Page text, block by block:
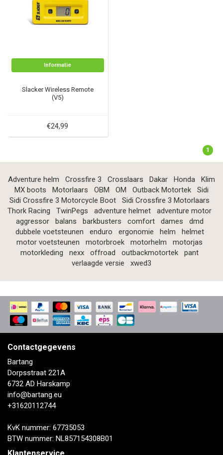
Informatie
Slacker Wireless Remote
(V5)
€24,99
1
Adventure helm Crossfire 3 Crosslaars Dakar Honda
Klim
MX boots
Motorlaars OBM OM Outback Motortek
Sidi
Sidi Crossfire 3 Motorcycle Boot
Sidi Crossfire 3 Motorlaars
Thork Racing
TwinPegs adventure helmet
adventure motor
aggressor
balans barkbusters comfort dames
dmd
dubbele voetsteunen
enduro ergonomie helm
helmet
motor voetsteunen
motorbroek motorhelm
motorjas
motorkleding
nexx offroad outbackmotortek
pant
verlaagde versie
xwed3
Contactgegevens
Bartang
Dorpsstraat 221A
6732 AD Harskamp
info@bartang.eu
+31620112744
KvK nummer: 67735053
BTW nummer: NL857154308B01